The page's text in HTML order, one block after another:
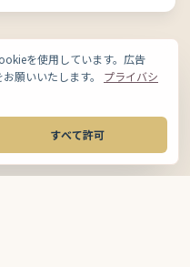
を使用しています。広告
願いいたします。
プライバシ
すべて許可